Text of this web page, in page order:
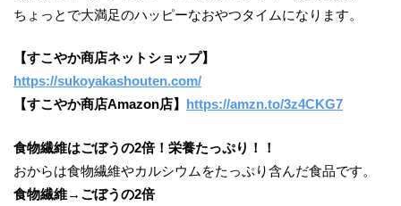
ちょっとで大満足のハッピーなおやつタイムになります。
【すこやか商店ネットショップ】
https://sukoyakashouten.com/
【すこやか商店Amazon店】 https://amzn.to/3z4CKG7
食物繊維はごぼうの2倍！栄養たっぷり！！
おからは食物繊維やカルシウムをたっぷり含んだ食品です。
食物繊維→ごぼうの2倍